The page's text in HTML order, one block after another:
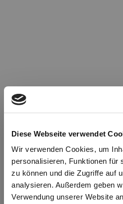
Diese Webseite verwendet
Wir verwenden Cookies, um
personalisieren, Funktionen für
zu können und die Zugriffe auf
analysieren. Außerdem geben
Verwendung unserer Website
Oops!